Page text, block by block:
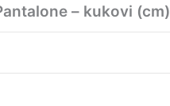
– kukovi (cm)